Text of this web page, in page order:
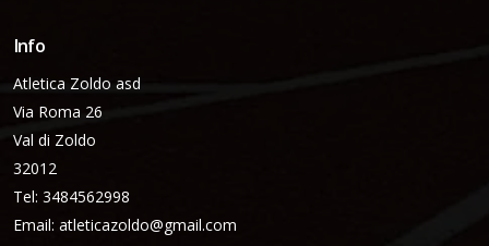
Info
Atletica Zoldo asd
Via Roma 26
Val di Zoldo
32012
Tel: 3484562998
Email: atleticazoldo@gmail.com